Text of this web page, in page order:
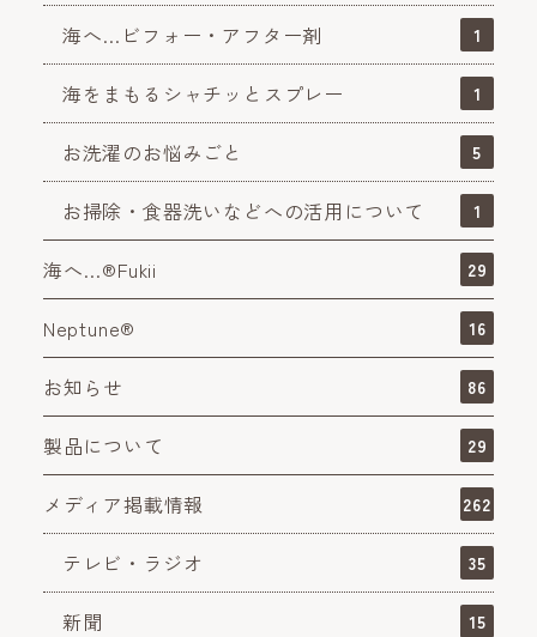
海へ…ビフォー・アフター剤 1
海をまもるシャチッとスプレー 1
お洗濯のお悩みごと 5
お掃除・食器洗いなどへの活用について 1
海へ…®Fukii 29
Neptune® 16
お知らせ 86
製品について 29
メディア掲載情報 262
テレビ・ラジオ 35
新聞 15